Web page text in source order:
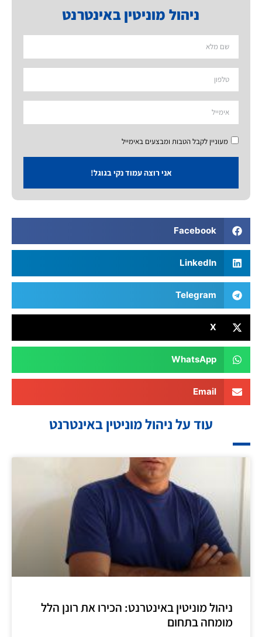
ניהול מוניטין באינטרנט
מעוניין לקבל הטבות ומבצעים באימייל
אני רוצה עמוד נקי בגוגל!
Facebook
LinkedIn
Telegram
X
WhatsApp
Email
עוד על ניהול מוניטין באינטרנט
ניהול מוניטין באינטרנט: הכירו את רונן הלל
מומחה בתחום